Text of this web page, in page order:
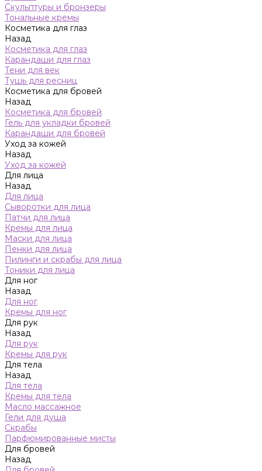
Скульптуры и бронзеры
Тональные кремы
Косметика для глаз
Назад
Косметика для глаз
Карандаши для глаз
Тени для век
Тушь для ресниц
Косметика для бровей
Назад
Косметика для бровей
Гель для укладки бровей
Карандаши для бровей
Уход за кожей
Назад
Уход за кожей
Для лица
Назад
Для лица
Сыворотки для лица
Патчи для лица
Кремы для лица
Маски для лица
Пенки для лица
Пилинги и скрабы для лица
Тоники для лица
Для ног
Назад
Для ног
Кремы для ног
Для рук
Назад
Для рук
Кремы для рук
Для тела
Назад
Для тела
Кремы для тела
Масло массажное
Гели для душа
Скрабы
Парфюмированные мисты
Для бровей
Назад